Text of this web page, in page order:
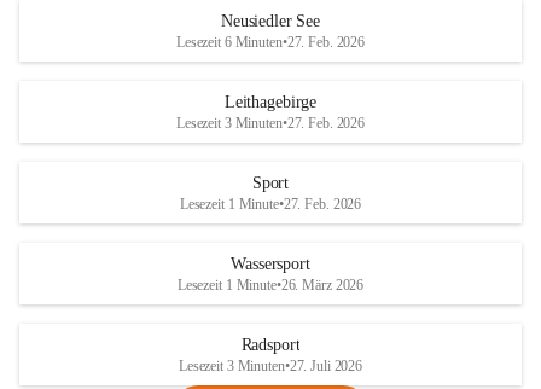
S
und den daraus folgenden wirtschaftlichen
Maßnahmen zur Bekämpfung
Rebe und der Amerikanischen
Anhang VBl. EU Nr. 18
1 Seite•1,4 MB
VBl. EU Nr. 18_2026
r
S
Neusiedler See
Lesezeit 6 Minuten•27. Feb. 2026
Leithagebirge
Lesezeit 3 Minuten•27. Feb. 2026
Sport
Lesezeit 1 Minute•27. Feb. 2026
Wassersport
Lesezeit 1 Minute•26. März 2026
Radsport
Lesezeit 3 Minuten•27. Juli 2026